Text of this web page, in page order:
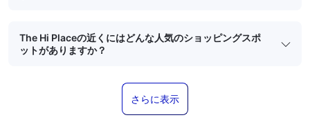
The Hi Placeの近くにはどんな人気のショッピングスポ
ットがありますか？
さらに表示